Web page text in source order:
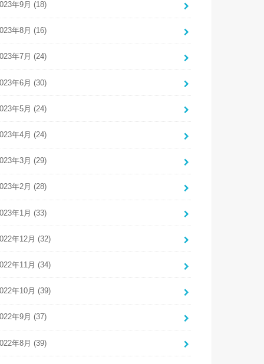
年9月 (18)
年8月 (16)
年7月 (24)
年6月 (30)
年5月 (24)
年4月 (24)
年3月 (29)
年2月 (28)
年1月 (33)
年12月 (32)
年11月 (34)
年10月 (39)
年9月 (37)
年8月 (39)